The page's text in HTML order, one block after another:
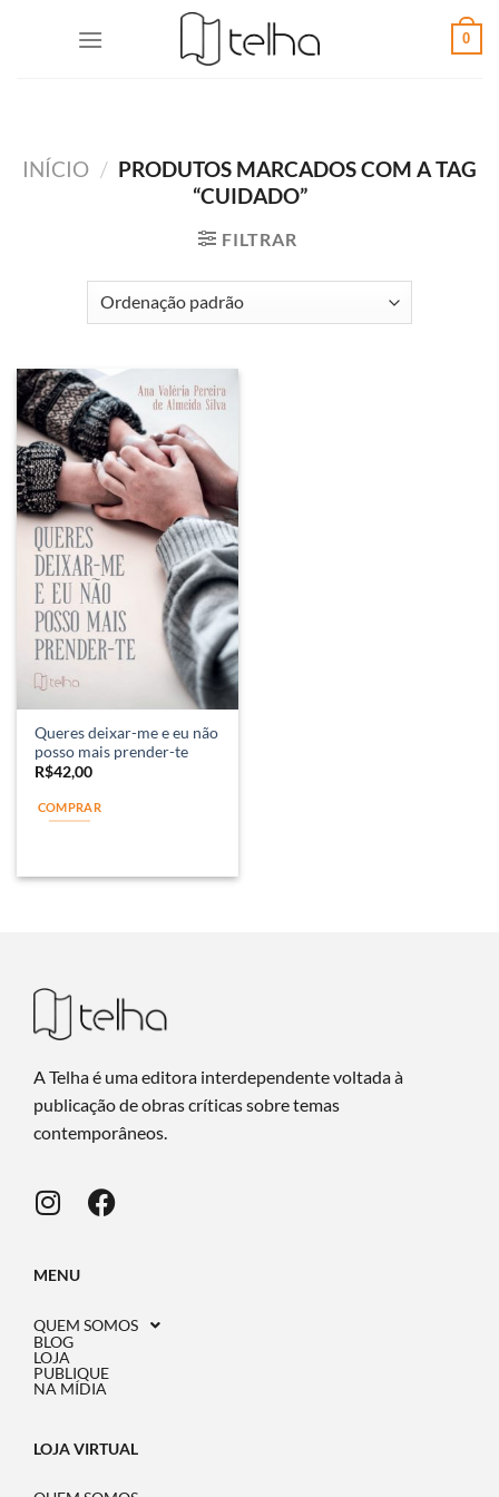
0
INÍCIO / PRODUTOS MARCADOS COM A TAG
“CUIDADO”
FILTRAR
Queres deixar-me e eu não
posso mais prender-te
R$42,00
COMPRAR
A Telha é uma editora interdependente voltada à
publicação de obras críticas sobre temas
contemporâneos.
MENU
QUEM SOMOS
BLOG
LOJA
PUBLIQUE
NA MÍDIA
LOJA VIRTUAL